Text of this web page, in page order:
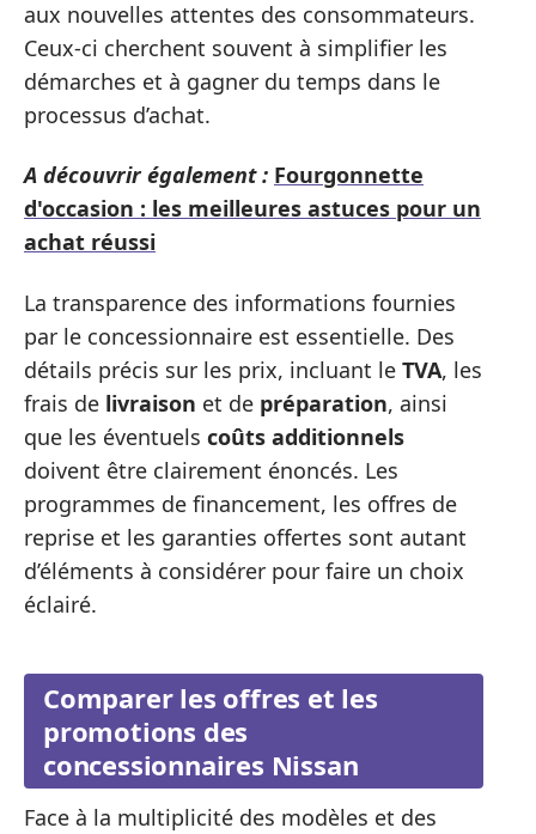
aux nouvelles attentes des consommateurs.
Ceux-ci cherchent souvent à simplifier les
démarches et à gagner du temps dans le
processus d’achat.
A découvrir également : Fourgonnette
d'occasion : les meilleures astuces pour un
achat réussi
La transparence des informations fournies
par le concessionnaire est essentielle. Des
détails précis sur les prix, incluant le TVA, les
frais de livraison et de préparation, ainsi
que les éventuels coûts additionnels
doivent être clairement énoncés. Les
programmes de financement, les offres de
reprise et les garanties offertes sont autant
d’éléments à considérer pour faire un choix
éclairé.
Comparer les offres et les
promotions des
concessionnaires Nissan
Face à la multiplicité des modèles et des